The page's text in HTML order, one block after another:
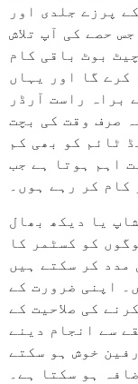
پرزے جلدی اور
حصے کی آپ تلاش
بوٹ باقی کام
کرے گا اور یہاں
براہ راست آرڈر
صرف وقت کی بچت
ٹائم کو بھی کم
اہم ہوتا ہے جب
کام کر رہے ہوں۔
یا دیکھ بھال
کو کسٹمر کا
مدد کر سکتے ہیں
اپنی ضرورت کے
کی صلاحیت کے
سے انجام دینے
خوش ہو سکتے
ہو سکتا ہے۔